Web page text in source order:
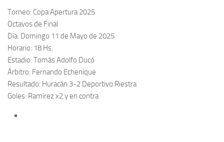
Torneo: Copa Apertura 2025
Octavos de Final
Día: Domingo 11 de Mayo de 2025
Horario: 18 Hs.
Estadio: Tomás Adolfo Ducó
Árbitro: Fernando Echenique
Resultado: Huracán 3-2 Deportivo Riestra
Goles: Ramírez x2 y en contra